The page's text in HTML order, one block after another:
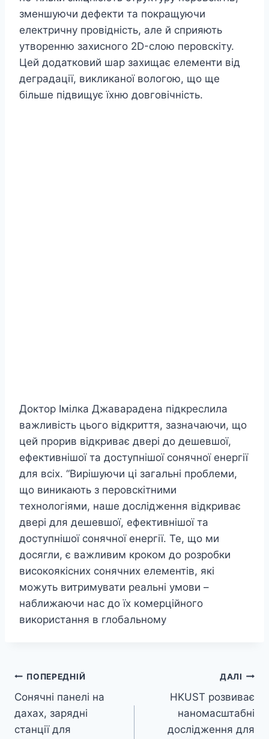
зменшуючи дефекти та покращуючи
електричну провідність, але й сприяють
утворенню захисного 2D-слою перовскіту.
Цей додатковий шар захищає елементи від
деградації, викликаної вологою, що ще
більше підвищує їхню довговічність.
Доктор Імілка Джаварадена підкреслила
важливість цього відкриття, зазначаючи, що
цей прорив відкриває двері до дешевшої,
ефективнішої та доступнішої сонячної енергії
для всіх. “Вирішуючи ці загальні проблеми,
що виникають з перовскітними
технологіями, наше дослідження відкриває
двері для дешевшої, ефективнішої та
доступнішої сонячної енергії. Те, що ми
досягли, є важливим кроком до розробки
високоякісних сонячних елементів, які
можуть витримувати реальні умови –
наближаючи нас до їх комерційного
використання в глобальному
Навігація
записів
ПОПЕРЕДНІЙ
Сонячні панелі на
дахах, зарядні
станції для
ДАЛІ
HKUST розвиває
наномасштабні
дослідження для